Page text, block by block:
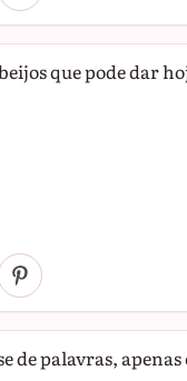
que pode dar
de palavras,